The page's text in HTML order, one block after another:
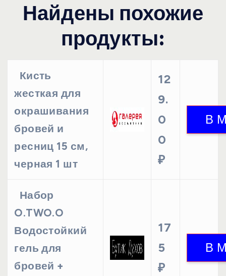
Найдены похожие
продукты:
Кисть
жесткая для
окрашивания
бровей и
ресниц 15 см,
черная 1 шт
12
9.
0
0
₽
Набор
O.TWO.O
Водостойкий
гель для
бровей +
17
5
₽